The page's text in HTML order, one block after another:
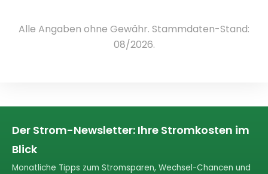
Alle Angaben ohne Gewähr. Stammdaten-Stand:
08/2026.
Der Strom-Newsletter: Ihre Stromkosten im
Blick
Monatliche Tipps zum Stromsparen, Wechsel-Chancen und